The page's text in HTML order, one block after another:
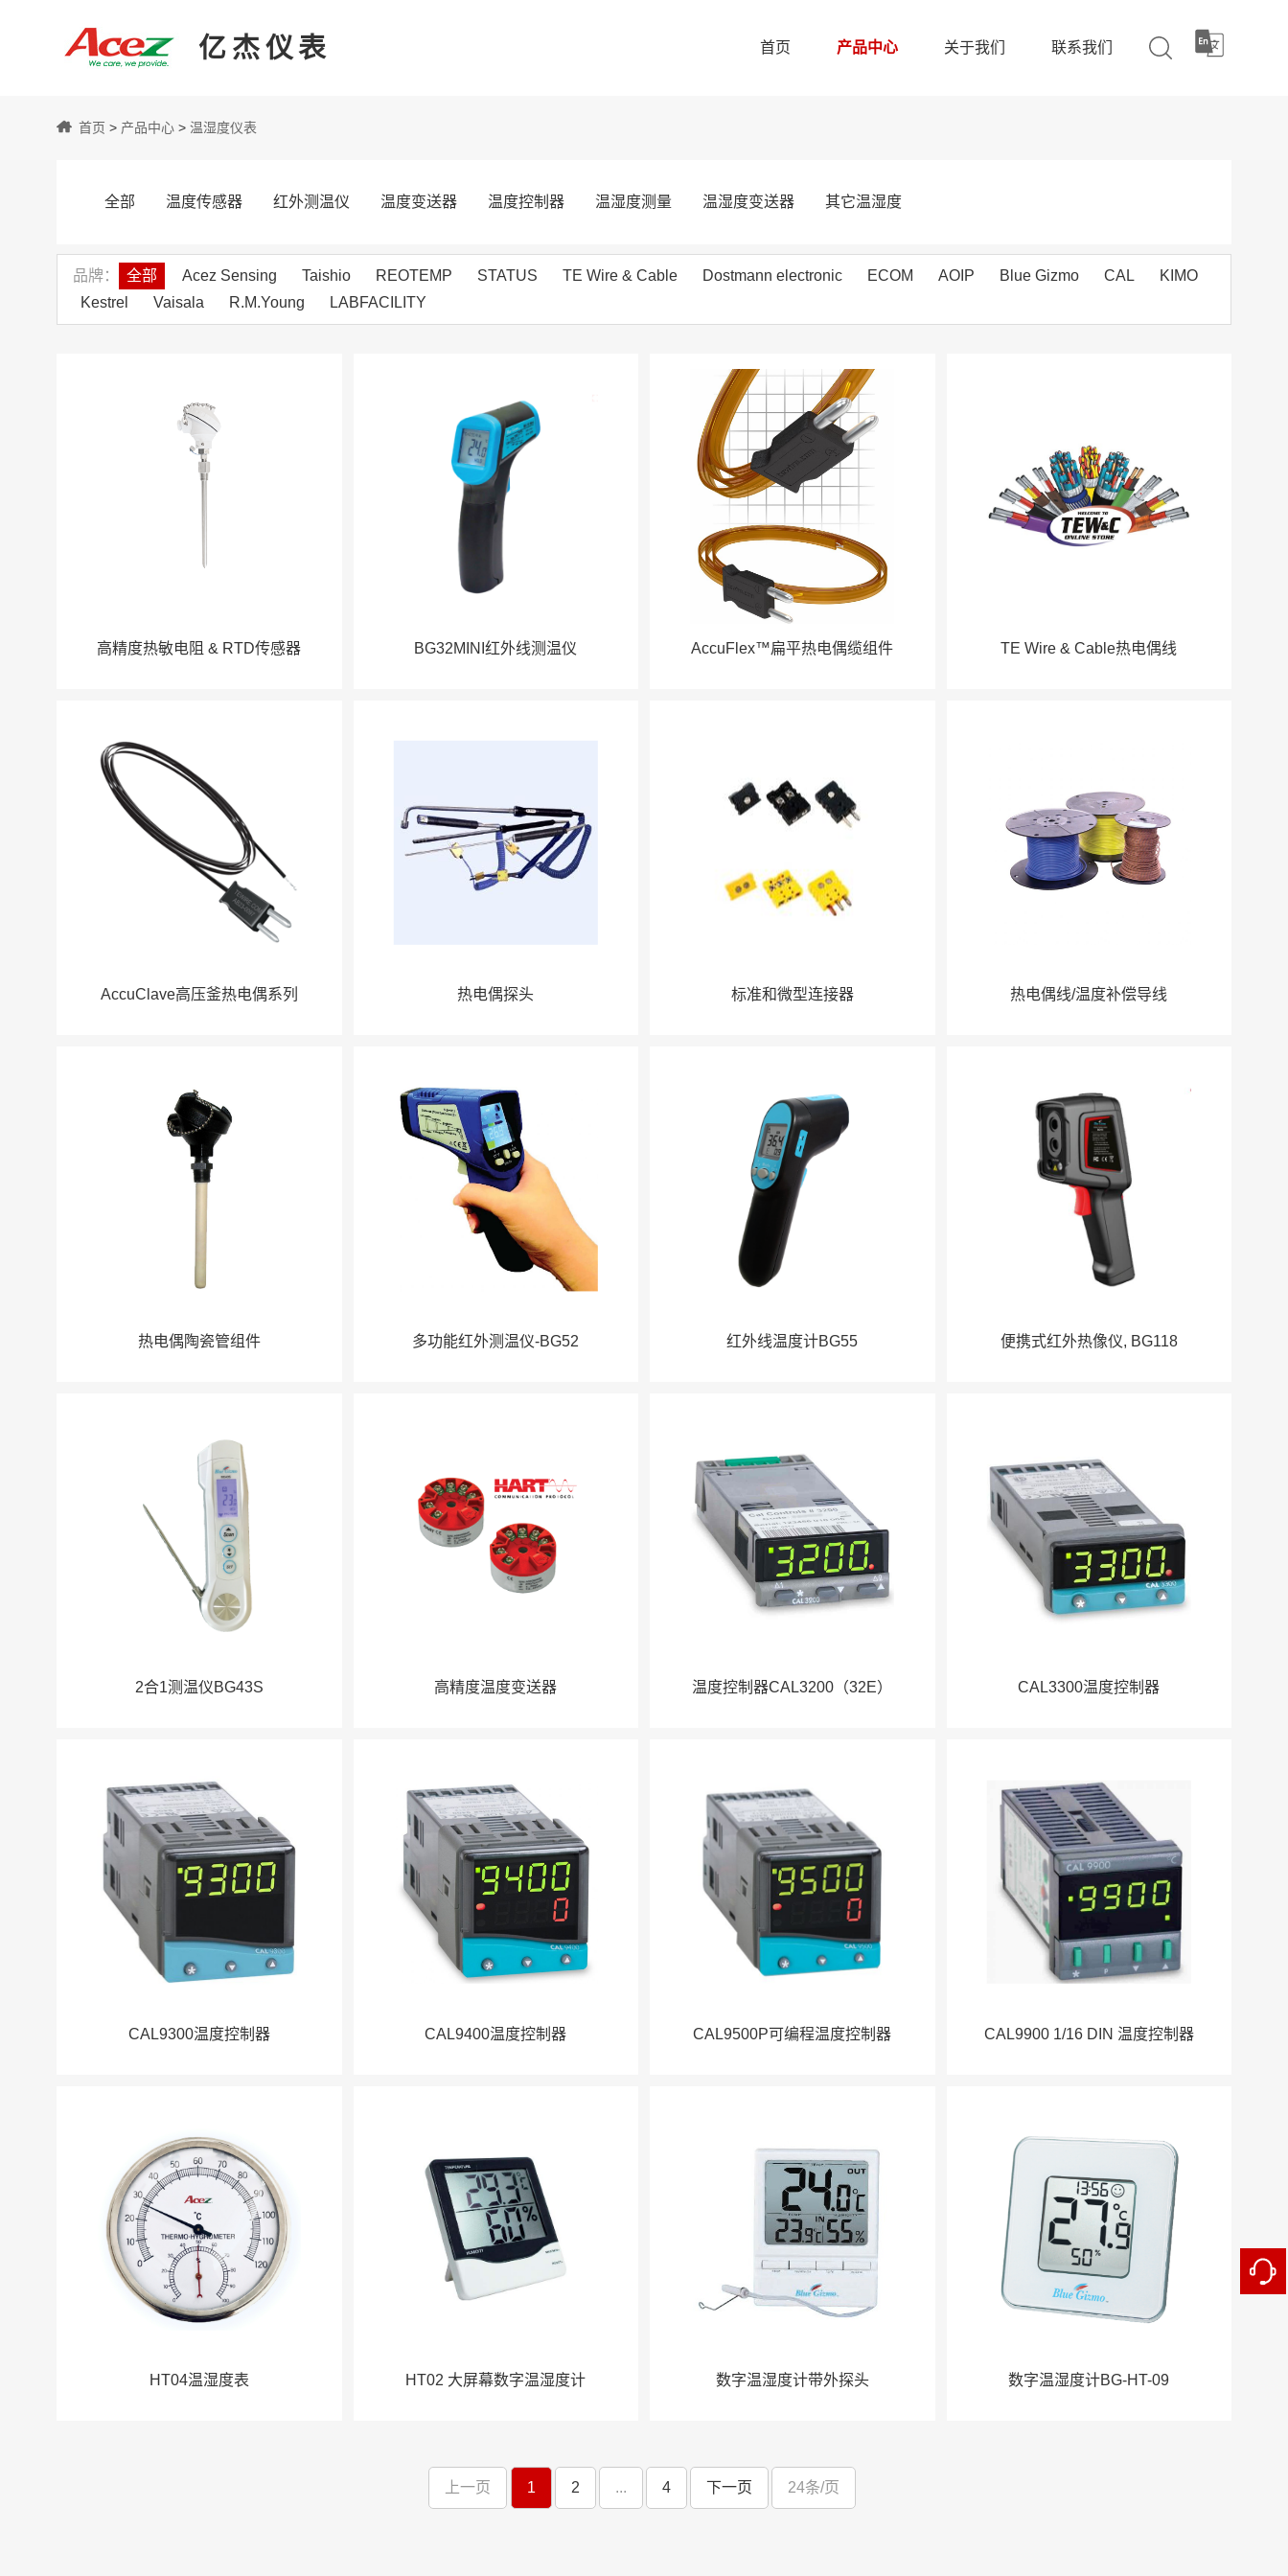
亿杰仪表
表
首页 产品中心 关于我们 联系我们
首页 > 产品中心 > 温湿度仪表
全部 温度传感器 红外测温仪 温度变送器 温度控制器 温湿度测量 温湿度变送器 其它温湿度
品牌 全部 Acez Sensing Taishio REOTEMP STATUS TE Wire & Cable Dostmann electronic ECOM AOIP Blue Gizmo CAL
KIMO
Kestrel
Vaisala R.M.Young LABFACILITY
高精度热敏电阻 & RTD传感器 BG32MINI红外线测温仪 AccuFlex™扁平热电偶缆组件 TE Wire & Cable热电偶线
AccuClave高压釜热电偶系列 热电偶探头 标准和微型连接器 热电偶线/温度补偿导线
热电偶陶瓷管组件 多功能红外测温仪-BG52 红外线温度计BG55 便携式红外热像仪, BG118
2合1测温仪BG43S 高精度温度变送器 温度控制器CAL3200（32E） CAL3300温度控制器
CAL9300温度控制器 CAL9400温度控制器 CAL9500P可编程温度控制器 CAL9900 1/16 DIN 温度控制器
HT04温湿度表 HT02 大屏幕数字温湿度计 数字温湿度计带外探头 数字温湿度计BG-HT-09
上一页 1 2 ... 4 下一页 24条/页